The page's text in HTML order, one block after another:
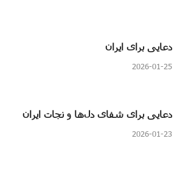
دعایی برای ایران
2026-01-25
دعایی برای شفای دل‌ها و نجات ایران
2026-01-23